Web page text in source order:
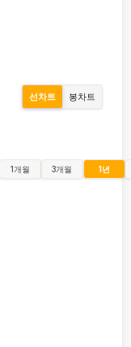
선차트 봉차트
1개월 3개월 1년